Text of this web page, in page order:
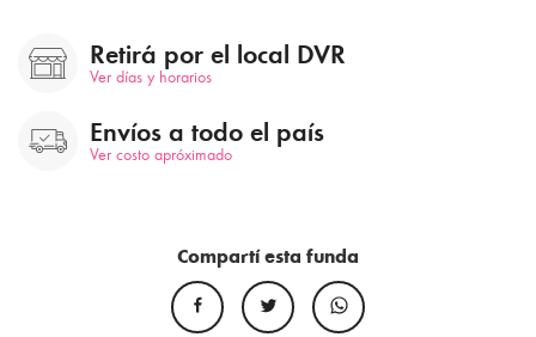
Retirá por el local DVR
Ver días y horarios
Envíos a todo el país
Ver costo apróximado
Compartí esta funda